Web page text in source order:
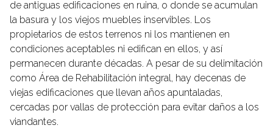
de antiguas edificaciones en ruina, o donde se acumulan
la basura y los viejos muebles inservibles. Los
propietarios de estos terrenos ni los mantienen en
condiciones aceptables ni edifican en ellos, y así
permanecen durante décadas. A pesar de su delimitación
como Área de Rehabilitación integral, hay decenas de
viejas edificaciones que llevan años apuntaladas,
cercadas por vallas de protección para evitar daños a los
viandantes.